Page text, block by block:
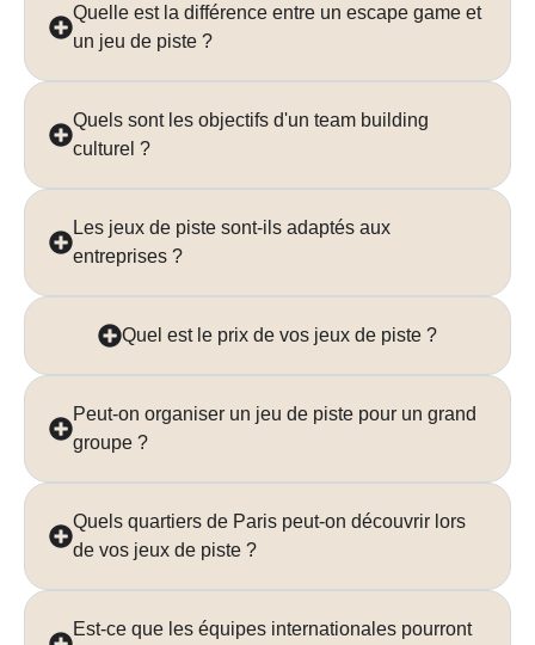
Quelle est la différence entre un escape game et
un jeu de piste ?
Quels sont les objectifs d'un team building
culturel ?
Les jeux de piste sont-ils adaptés aux
entreprises ?
Quel est le prix de vos jeux de piste ?
Peut-on organiser un jeu de piste pour un grand
groupe ?
Quels quartiers de Paris peut-on découvrir lors
de vos jeux de piste ?
Est-ce que les équipes internationales pourront